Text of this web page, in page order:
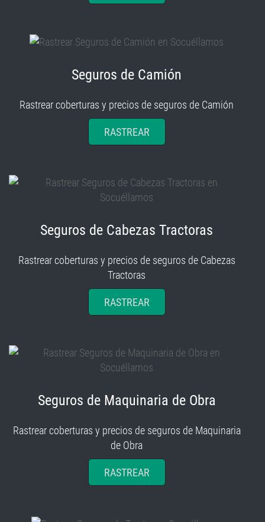
Seguros de Camión
Rastrear coberturas y precios de seguros de Camión
RASTREAR
Seguros de Cabezas Tractoras
Rastrear coberturas y precios de seguros de Cabezas
Tractoras
RASTREAR
Seguros de Maquinaria de Obra
Rastrear coberturas y precios de seguros de Maquinaria
de Obra
RASTREAR